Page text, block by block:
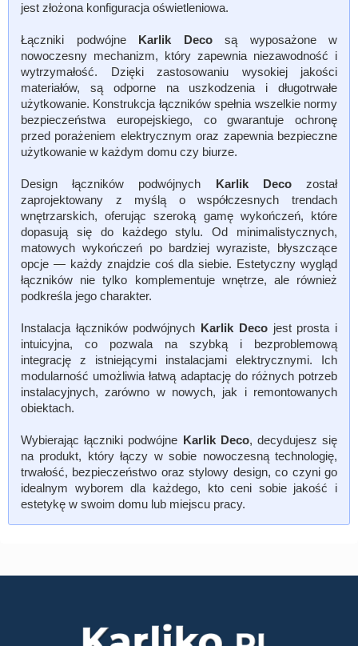
jest złożona konfiguracja oświetleniowa.
Łączniki podwójne Karlik Decosą wyposażone w
nowoczesny mechanizm, który zapewnia niezawodność i
wytrzymałość. Dzięki zastosowaniu wysokiej jakości
materiałów, są odporne na uszkodzenia i długotrwałe
użytkowanie. Konstrukcja łączników spełnia wszelkie normy
bezpieczeństwa europejskiego, co gwarantuje ochronę
przed porażeniem elektrycznym oraz zapewnia bezpieczne
użytkowanie w każdym domu czy biurze.
Design łączników podwójnych Karlik Decozostał
zaprojektowany z myślą o współczesnych trendach
wnętrzarskich, oferując szeroką gamę wykończeń, które
dopasują się do każdego stylu. Od minimalistycznych,
matowych wykończeń po bardziej wyraziste, błyszczące
opcje — każdy znajdzie coś dla siebie. Estetyczny wygląd
łączników nie tylko komplementuje wnętrze, ale również
podkreśla jego charakter.
Instalacja łączników podwójnych Karlik Decojest prosta i
intuicyjna, co pozwala na szybką i bezproblemową
integrację z istniejącymi instalacjami elektrycznymi. Ich
modularność umożliwia łatwą adaptację do różnych potrzeb
instalacyjnych, zarówno w nowych, jak i remontowanych
obiektach.
Wybierając łączniki podwójne Karlik Deco, decydujesz się
na produkt, który łączy w sobie nowoczesną technologię,
trwałość, bezpieczeństwo oraz stylowy design, co czyni go
idealnym wyborem dla każdego, kto ceni sobie jakość i
estetykę w swoim domu lub miejscu pracy.